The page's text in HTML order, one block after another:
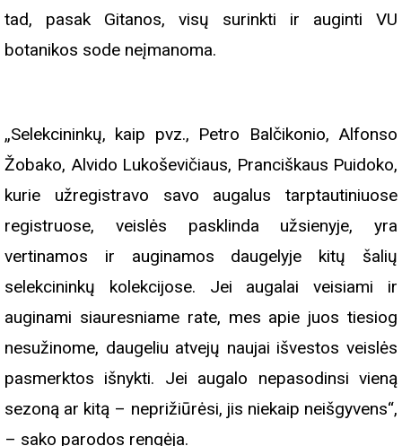
tad, pasak Gitanos, visų surinkti ir auginti VU
botanikos sode neįmanoma.
„Selekcininkų, kaip pvz., Petro Balčikonio, Alfonso
Žobako, Alvido Lukoševičiaus, Pranciškaus Puidoko,
kurie užregistravo savo augalus tarptautiniuose
registruose, veislės pasklinda užsienyje, yra
vertinamos ir auginamos daugelyje kitų šalių
selekcininkų kolekcijose. Jei augalai veisiami ir
auginami siauresniame rate, mes apie juos tiesiog
nesužinome, daugeliu atvejų naujai išvestos veislės
pasmerktos išnykti. Jei augalo nepasodinsi vieną
sezoną ar kitą – neprižiūrėsi, jis niekaip neišgyvens“,
– sako parodos rengėja.